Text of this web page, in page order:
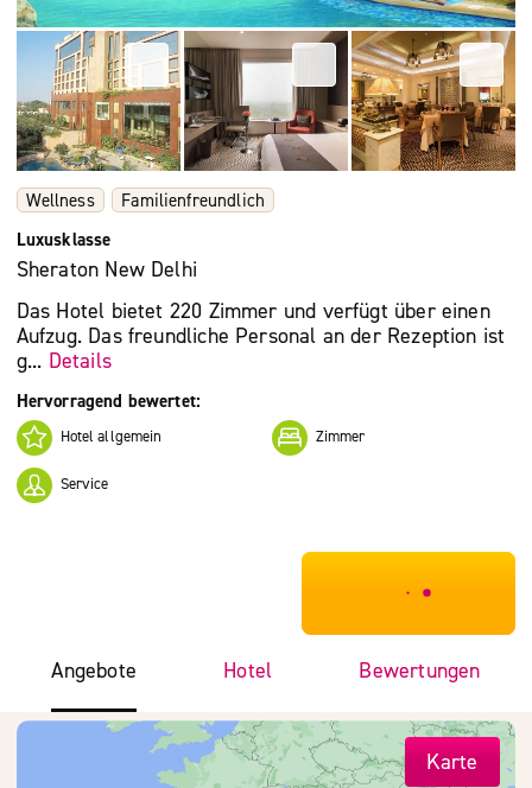
Wellness
Familienfreundlich
Luxusklasse
Sheraton New Delhi
Das Hotel bietet 220 Zimmer und verfügt über einen
Aufzug. Das freundliche Personal an der Rezeption ist
g... Details
Hervorragend bewertet:
Hotel allgemein Zimmer
Service
***************
Angebote Hotel Bewertungen
Karte